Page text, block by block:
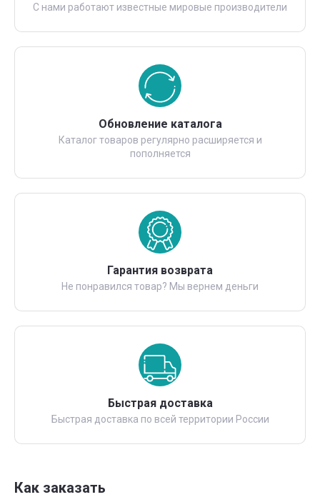
С нами работают известные мировые производители
Обновление каталога
Каталог товаров регулярно расширяется и
пополняется
Гарантия возврата
Не понравился товар? Мы вернем деньги
Быстрая доставка
Быстрая доставка по всей территории России
Как заказать